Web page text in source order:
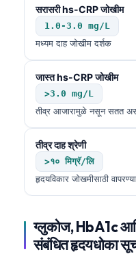
सरासरी hs-CRP जोखीम
1.0-3.0 mg/L
मध्यम दाह जोखीम दर्शक
जास्त hs-CRP जोखीम
>3.0 mg/L
तीव्र आजारामुळे नसून सतत
तीव्र दाह श्रेणी
>१० मिग्रॅ/लि
हृदयविकार जोखमीसाठी
ग्लुकोज, HbA1c
संबंधित हृदयधोका
Čeština
ქართული
Русский
Lietuvių kalba
Polski
한국어
Slovenščina
Magyar
Shqip
বাংলা
اردو